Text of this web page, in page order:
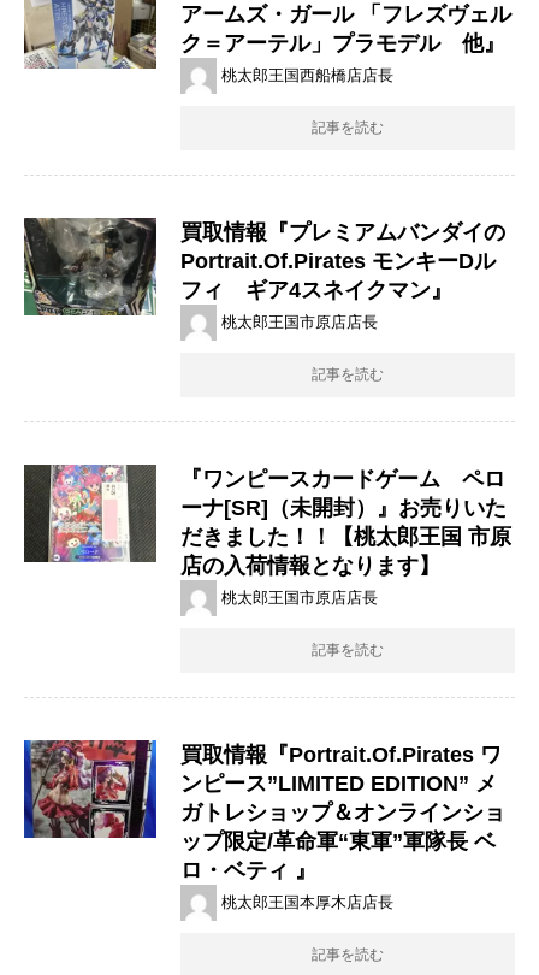
アームズ・ガール 「フレズヴェル
ク＝アーテル」プラモデル 他』
桃太郎王国西船橋店店長
記事を読む
買取情報『プレミアムバンダイの
Portrait.Of.Pirates ​モンキーDル
フィ ギア4スネイクマン』
桃太郎王国市原店店長
記事を読む
『ワンピースカードゲーム ペロ
ーナ[SR]（未開封）』お売りいた
だきました！！【桃太郎王国 市原
店の入荷情報となります】
桃太郎王国市原店店長
記事を読む
買取情報『​Portrait.Of.Pirates ​ワ
ンピース”LIMITED ​EDITION” ​メ
ガトレショップ＆オンラインショ
ップ限定/革命軍“東軍”軍隊長 ​ベ
ロ・ベティ 』
桃太郎王国本厚木店店長
記事を読む